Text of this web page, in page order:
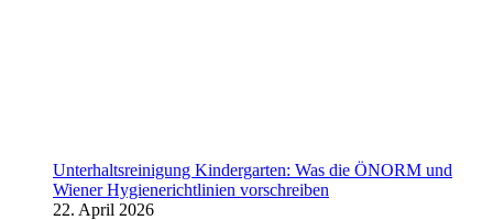
Unterhaltsreinigung Kindergarten: Was die ÖNORM und
Wiener Hygienerichtlinien vorschreiben
22. April 2026